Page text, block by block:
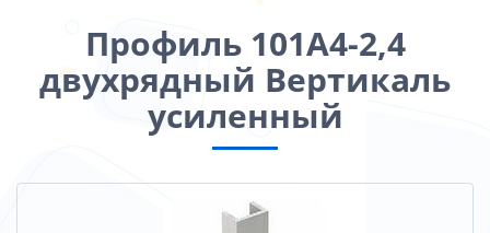
Профиль 101А4-2,4
двухрядный Вертикаль
усиленный